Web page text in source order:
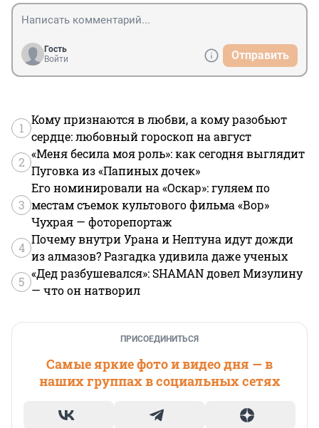
Гость
Войти
Отправить
1
Кому признаются в любви, а кому разобьют
сердце: любовный гороскоп на август
2
«Меня бесила моя роль»: как сегодня выглядит
Пуговка из «Папиных дочек»
3
Его номинировали на «Оскар»: гуляем по
местам съемок культового фильма «Вор»
Чухрая — фоторепортаж
4
Почему внутри Урана и Нептуна идут дожди
из алмазов? Разгадка удивила даже ученых
5
«Дед разбушевался»: SHAMAN довел Мизулину
— что он натворил
ПРИСОЕДИНИТЬСЯ
Самые яркие фото и видео дня — в
наших группах в социальных сетях